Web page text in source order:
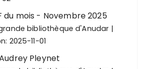
du mois - Novembre 2025
bibliothèque d'Anudar
2025-11-01
Pleynet